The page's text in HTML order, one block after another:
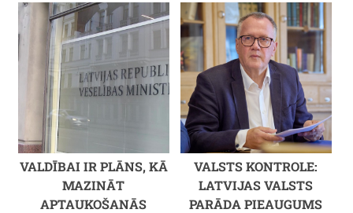
VALDĪBAI IR PLĀNS, KĀ
MAZINĀT
APTAUKOŠANĀS
VALSTS KONTROLE:
LATVIJAS VALSTS
PARĀDA PIEAUGUMS